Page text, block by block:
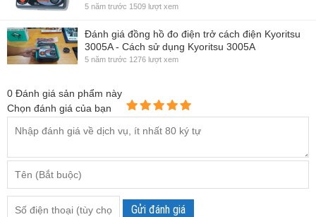
5 năm trước 1509 lượt xem
Đánh giá đồng hồ đo điện trở cách điện Kyoritsu
3005A - Cách sử dụng Kyoritsu 3005A
5 năm trước 1276 lượt xem
0 Đánh giá sản phẩm này
Chọn đánh giá của bạn
Gửi đánh giá